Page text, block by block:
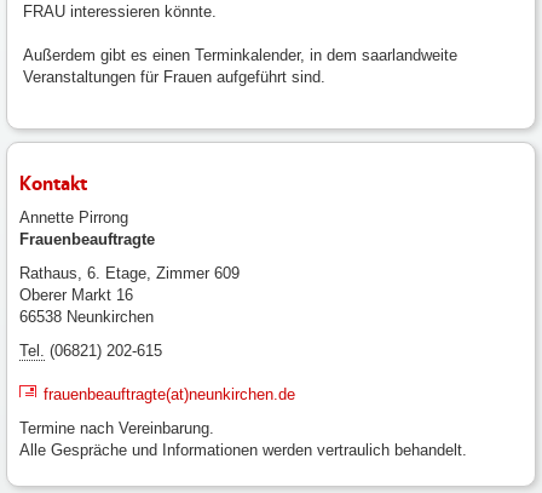
FRAU interessieren könnte.
Außerdem gibt es einen Terminkalender, in dem saarlandweite
Veranstaltungen für Frauen aufgeführt sind.
Kontakt
Annette Pirrong
Frauenbeauftragte
Rathaus, 6. Etage, Zimmer 609
Oberer Markt 16
66538 Neunkirchen
Tel.
(06821) 202-615
frauenbeauftragte(at)neunkirchen.de
Termine nach Vereinbarung.
Alle Gespräche und Informationen werden vertraulich behandelt.